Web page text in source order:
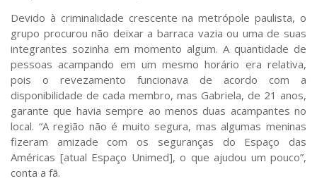
Devido à criminalidade crescente na metrópole paulista, o
grupo procurou não deixar a barraca vazia ou uma de suas
integrantes sozinha em momento algum. A quantidade de
pessoas acampando em um mesmo horário era relativa,
pois o revezamento funcionava de acordo com a
disponibilidade de cada membro, mas Gabriela, de 21 anos,
garante que havia sempre ao menos duas acampantes no
local. “A região não é muito segura, mas algumas meninas
fizeram amizade com os seguranças do Espaço das
Américas [atual Espaço Unimed], o que ajudou um pouco”,
conta a fã.